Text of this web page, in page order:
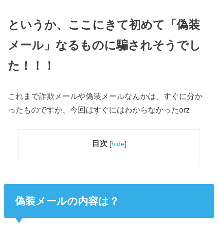
というか、ここにきて初めて「偽装
メール」なるものに騙されそうでし
た！！！
これまで詐欺メールや偽装メールなんかは、すぐに分か
ったものですが、今回はすぐにはわからなかったorz
目次 [hide]
偽装メールの内容は？